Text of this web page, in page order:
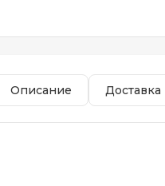
Описание Доставка